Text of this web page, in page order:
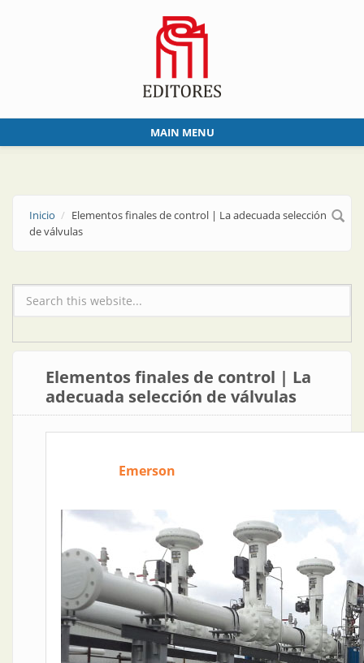
MAIN MENU
Inicio
Elementos finales de control | La adecuada selección
de válvulas
Formulario de búsqueda
Elementos finales de control | La
adecuada selección de válvulas
Emerson